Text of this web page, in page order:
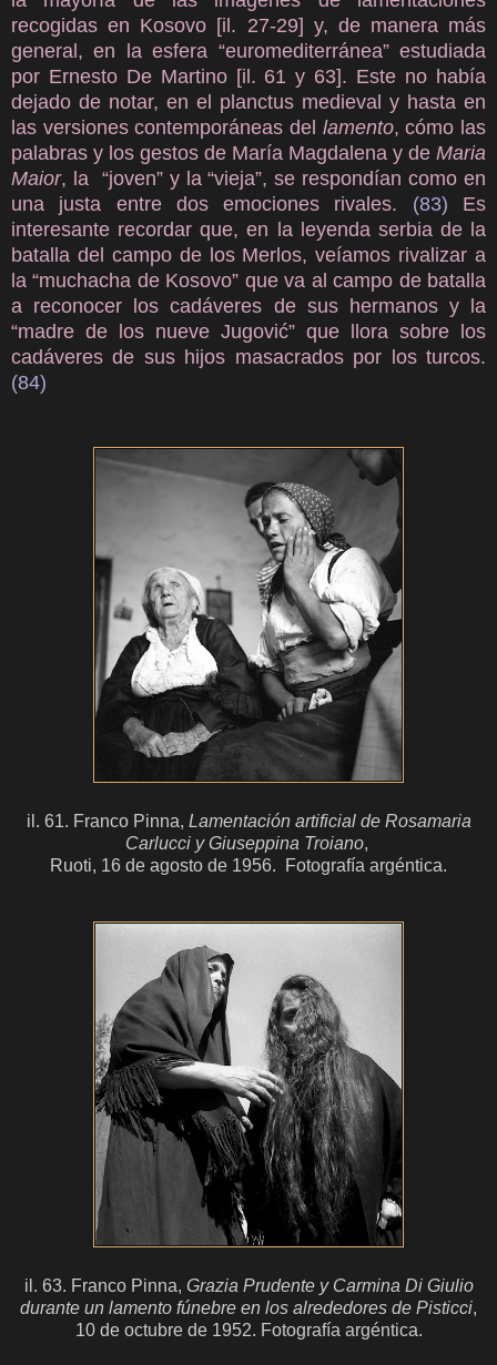
recogidas en Kosovo [il. 27-29] y, de manera más
general, en la esfera “euromediterránea” estudiada
por Ernesto De Martino [il. 61 y 63]. Este no había
dejado de notar, en el planctus medieval y hasta en
las versiones contemporáneas del lamento, cómo las
palabras y los gestos de María Magdalena y de Maria
Maior, la “joven” y la “vieja”, se respondían como en
una justa entre dos emociones rivales. (83) Es
interesante recordar que, en la leyenda serbia de la
batalla del campo de los Merlos, veíamos rivalizar a
la “muchacha de Kosovo” que va al campo de batalla
a reconocer los cadáveres de sus hermanos y la
“madre de los nueve Jugović” que llora sobre los
cadáveres de sus hijos masacrados por los turcos.
(84)
il. 61. Franco Pinna, Lamentación artificial de Rosamaria
Carlucci y Giuseppina Troiano,
Ruoti, 16 de agosto de 1956. Fotografía argéntica.
il. 63. Franco Pinna, Grazia Prudente y Carmina Di Giulio
durante un lamento fúnebre en los alrededores de Pisticci,
10 de octubre de 1952. Fotografía argéntica.